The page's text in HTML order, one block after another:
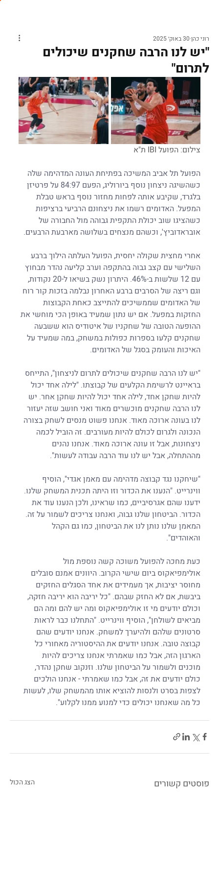
"יש לנו הרבה שחקנים שיכולים
לתרום"
רוני כהן 30 באוק׳ 2025
צילום: הפועל IBI ת"א
הפועל תל אביב המשיכה בפתיחת העונה המדהימה שלה
כשהשיגה ניצחון נוסף ביורוליג, הפעם 84:97 על פרטיזן
בלגרד, שקיבע אותה לפחות מחזור נוסף בראש טבלת
המפעל. האדומים רשמו את ניצחונם הרביעי ברציפות
כשהציגו שוב יכולת התקפית גבוהה מול החבורה של
אובראדוביץ', וכשהם מנצחים בשלושה מארבעת הרבעים.
אחרי מחצית שקולה יחסית, הפועל העלתה הילוך ברבע
השלישי עם קצב גבוה בהתקפה וערב קליעה נהדר מבחוץ
עם 12 שלשות ב-46%. היתרון נשק בשיאו ל-20 נקודות,
וגם ריצה של הסרבים ברבע האחרון נבלמה בזכות קור רוח
של האדומים שממשיכים להתייצב כאחת הקבוצות
החזקות במפעל. אם יש נתון שמעיד באופן הכי מוחשי את
ההופעה הטובה של שחקניו של איטודיס הוא ששבעה
שחקנים קלעו בספרות כפולות במשחק, במה שמעיד על
האיכות והעומק בסגל של האדומים.
"יש לנו הרבה שחקנים שיכולים לתרום לניצחון", התייחס
בראיינט לרשימת הקלעים של קבוצתו. "לילה אחד יכול
להיות שחקן אחד, לילה אחד יכול להיות שחקן אחר. יש
לנו הרבה שחקנים מוכשרים מאוד ואני חושב שזה יעזור
לנו בעונה ארוכה מאוד. אנחנו פשוט מנסים לשחק בצורה
הנכונה ולגרום לכולם להיות מעורבים. זה הוביל לכמה
ניצחונות, אבל זו עונה ארוכה מאוד. אנחנו נהנים
מההתחלה, אבל יש לנו עוד הרבה עבודה לעשות".
"שיחקנו נגד קבוצה מדהימה עם מאמן אגדי", הוסיף
ווינרייט. "הנענו את הכדור וזו היתה תכנית המשחק שלנו.
ידענו שהם אגרסיביים, כמו שראינו, ולכן הנענו עוד את
הכדור. הביטחון שלנו גבוה, ואנחנו צריכים לשמור על זה.
המאמן שלנו נותן לנו את הביטחון, כמו גם הקהל
והאוהדים".
כעת מחכה להפועל משוכה קשה נוספת מול
אולימפיאקוס ביום שישי הקרוב. היוונים אמנם סובלים
מחוסר יציבות, אך מעמידים את אחד הסגלים החזקים
ביבשת, אם לא החזק שבהם. "כל יריבה הוא יריבה חזקה,
וכולם יודעים מי זו אולימפיאקוס ומה יש להם ומה הם
מביאים לשולחן", הוסיף ווינרייט. "התחלנו כבר לראות
סרטונים שלהם ולהיערך למשחק. אנחנו יודעים שהם
קבוצה טובה. אנחנו יודעים את ההיסטוריה מאחורי כל
הארגון הזה, אבל כמו שאמרתי אנחנו צריכים להיות
מוכנים ולשמור על הביטחון שלנו. וזנקוב שחקן נהדר,
כולם יודעים את זה, אבל כמו שאמרתי - אנחנו הולכים
לצפות בסרט ולנסות להוציא אותו מהמשחק שלו, לעשות
כל מה שאנחנו יכולים כדי למנוע ממנו לקלוע".
פוסטים קשורים הצג הכול